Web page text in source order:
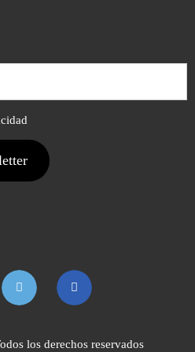
los derechos reservados